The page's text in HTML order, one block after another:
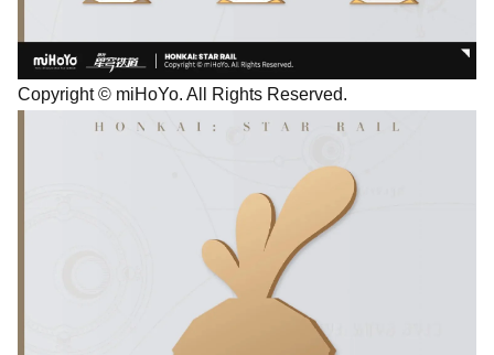
Copyright © miHoYo. All Rights Reserved.